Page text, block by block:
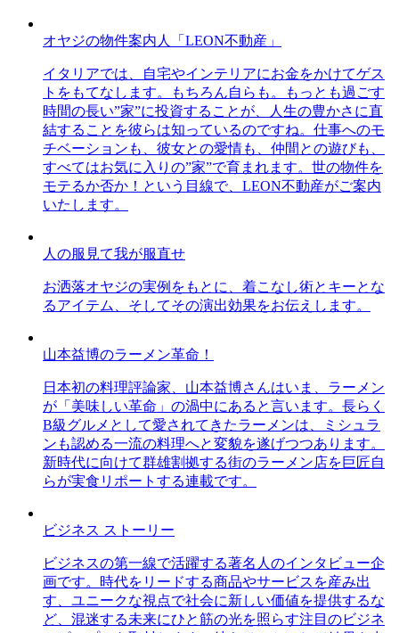
オヤジの物件案内人「LEON不動産」
イタリアでは、自宅やインテリアにお金をかけてゲス
トをもてなします。もちろん自らも。もっとも過ごす
時間の長い”家”に投資することが、人生の豊かさに直
結することを彼らは知っているのですね。仕事へのモ
チベーションも、彼女との愛情も、仲間との遊びも、
すべてはお気に入りの”家”で育まれます。世の物件を
モテるか否か！という目線で、LEON不動産がご案内
いたします。
人の服見て我が服直せ
お洒落オヤジの実例をもとに、着こなし術とキーとな
るアイテム、そしてその演出効果をお伝えします。
山本益博のラーメン革命！
日本初の料理評論家、山本益博さんはいま、ラーメン
が「美味しい革命」の渦中にあると言います。長らく
B級グルメとして愛されてきたラーメンは、ミシュラ
ンも認める一流の料理へと変貌を遂げつつあります。
新時代に向けて群雄割拠する街のラーメン店を巨匠自
らが実食リポートする連載です。
ビジネス ストーリー
ビジネスの第一線で活躍する著名人のインタビュー企
画です。時代をリードする商品やサービスを産み出
す、ユニークな視点で社会に新しい価値を提供するな
ど、混迷する未来にひと筋の光を照らす注目のビジネ